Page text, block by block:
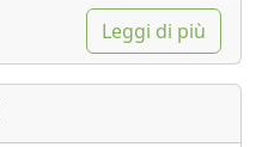
Leggi di più